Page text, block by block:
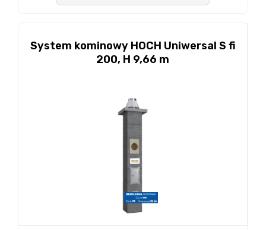
System kominowy HOCH Uniwersal S fi
200, H 9,66 m